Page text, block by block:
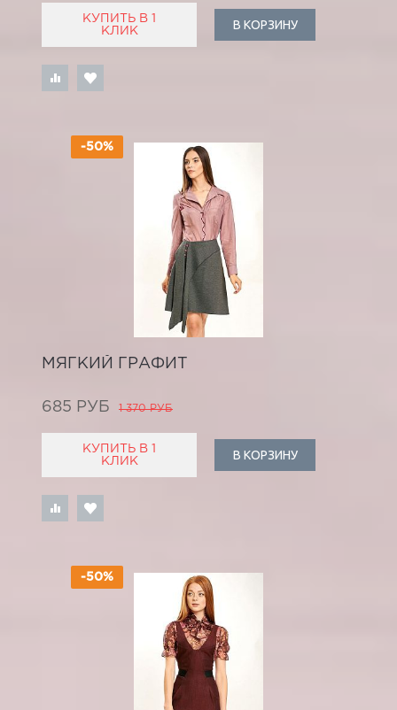
КУПИТЬ В 1
КЛИК
В КОРЗИНУ
-50%
МЯГКИЙ ГРАФИТ
685 РУБ 1 370 РУБ
КУПИТЬ В 1
КЛИК
В КОРЗИНУ
-50%